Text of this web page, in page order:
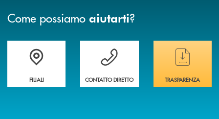
Come possiamo aiutarti?
Trova la filiale&nbsp; più vicina a te
FILIALI
Hai bisogno di assistenza immediata ?
CONTATTO DIRETTO
Hai bisogno di
TRASPARENZA